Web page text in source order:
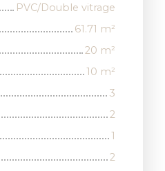
PVC/Double vitrage
61.71 m²
20 m²
10 m²
3
2
1
2